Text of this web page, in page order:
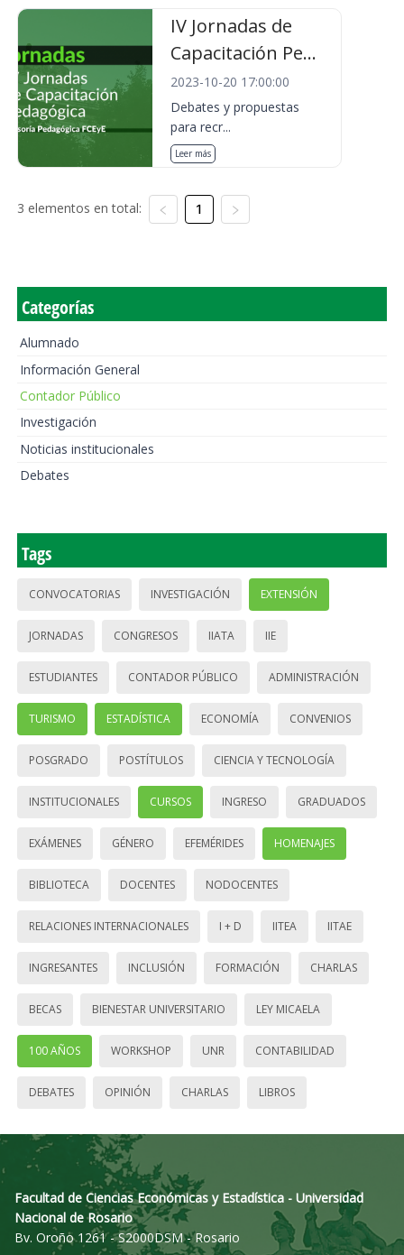
IV Jornadas de
Capacitación Pe...
2023-10-20 17:00:00
Debates y propuestas
para recr...
Leer más
3 elementos en total: 1
Categorías
Alumnado
Información General
Contador Público
Investigación
Noticias institucionales
Debates
Tags
CONVOCATORIAS INVESTIGACIÓN EXTENSIÓN
JORNADAS CONGRESOS IIATA IIE
ESTUDIANTES CONTADOR PÚBLICO ADMINISTRACIÓN
TURISMO ESTADÍSTICA ECONOMÍA CONVENIOS
POSGRADO POSTÍTULOS CIENCIA Y TECNOLOGÍA
INSTITUCIONALES CURSOS INGRESO GRADUADOS
EXÁMENES GÉNERO EFEMÉRIDES HOMENAJES
BIBLIOTECA DOCENTES NODOCENTES
RELACIONES INTERNACIONALES I + D IITEA IITAE
INGRESANTES INCLUSIÓN FORMACIÓN CHARLAS
BECAS BIENESTAR UNIVERSITARIO LEY MICAELA
100 AÑOS WORKSHOP UNR CONTABILIDAD
DEBATES OPINIÓN CHARLAS LIBROS
Facultad de Ciencias Económicas y Estadística - Universidad
Nacional de Rosario
Bv. Oroño 1261 - S2000DSM - Rosario